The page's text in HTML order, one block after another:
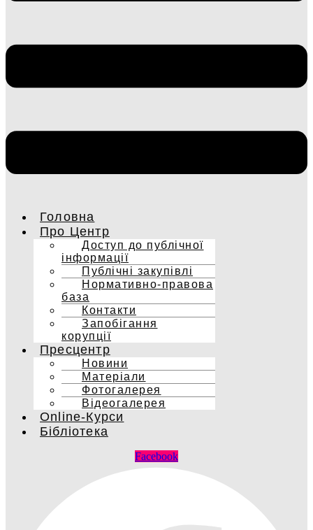
Головна
Про Центр
Доступ до публічної
інформації
Публічні закупівлі
Нормативно-правова
база
Контакти
Запобігання
корупції
Пресцентр
Новини
Матеріали
Фотогалерея
Відеогалерея
Online-Курси
Бібліотека
Facebook